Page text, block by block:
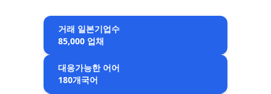
거래 일본기업수
85,000 업채
대응가능한 어어
180개국어